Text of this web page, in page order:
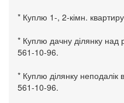
* Куплю 1-, 2-кімн.
* Куплю дачну ділянку над
561-10-96.
* Куплю ділянку
561-10-96.